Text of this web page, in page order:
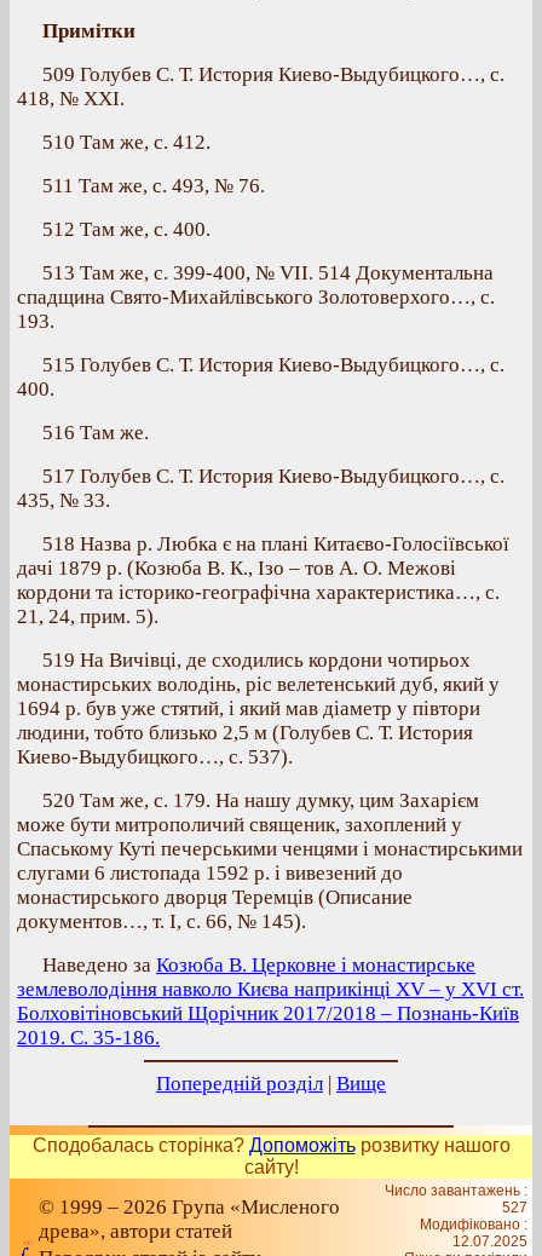
Примітки
509 Голубев С. Т. История Киево-Выдубицкого…, с.
418, № ХХІ.
510 Там же, с. 412.
511 Там же, с. 493, № 76.
512 Там же, с. 400.
513 Там же, с. 399-400, № VІІ. 514 Документальна
спадщина Свято-Михайлівського Золотоверхого…, с.
193.
515 Голубев С. Т. История Киево-Выдубицкого…, с.
400.
516 Там же.
517 Голубев С. Т. История Киево-Выдубицкого…, с.
435, № 33.
518 Назва р. Любка є на плані Китаєво-Голосіївської
дачі 1879 р. (Козюба В. К., Ізо – тов А. О. Межові
кордони та історико-географічна характеристика…, с.
21, 24, прим. 5).
519 На Вичівці, де сходились кордони чотирьох
монастирських володінь, ріс велетенський дуб, який у
1694 р. був уже стятий, і який мав діаметр у півтори
людини, тобто близько 2,5 м (Голубев С. Т. История
Киево-Выдубицкого…, с. 537).
520 Там же, с. 179. На нашу думку, цим Захарієм
може бути митрополичий священик, захоплений у
Спаському Куті печерськими ченцями і монастирськими
слугами 6 листопада 1592 р. і вивезений до
монастирського дворця Теремців (Описание
документов…, т. І, с. 66, № 145).
Наведено за Козюба В. Церковне і монастирське
землеволодіння навколо Києва наприкінці ХV – у ХVІ ст.
Болховітіновський Щорічник 2017/2018 – Познань-Київ
2019. С. 35-186.
Попередній розділ | Вище
Сподобалась сторінка? Допоможітьрозвитку нашого
сайту!
© 1999 – 2026 Група «Мисленого
древа», автори статей
Число завантажень :
527
Модифіковано :
12.07.2025